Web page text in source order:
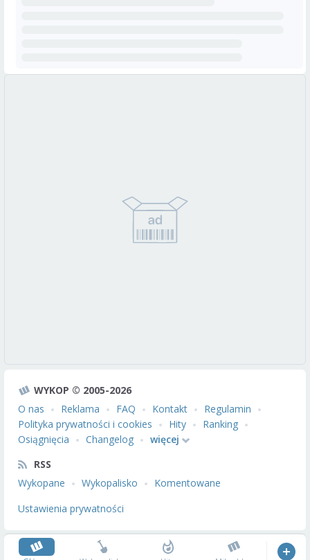
WYKOP © 2005-2026
O nas
Reklama FAQ Kontakt
Regulamin
Polityka prywatności i cookies
Hity
Ranking
Osiągnięcia
Changelog
więcej
RSS
Wykopane
Wykopalisko
Komentowane
Ustawienia prywatności